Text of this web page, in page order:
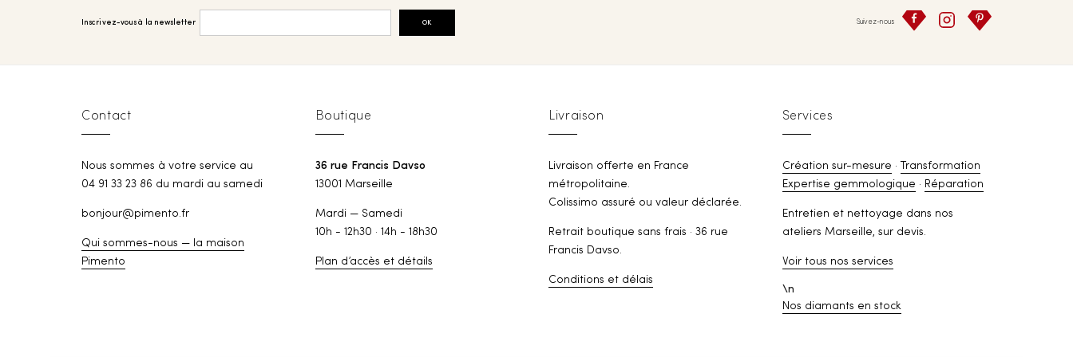
Inscrivez-vous à la newsletter OK Suivez-nous
Contact
Nous sommes à votre service au
04 91 33 23 86 du mardi au samedi
bonjour@pimento.fr
Qui sommes-nous — la maison
Pimento
Boutique
36 rue Francis Davso
13001 Marseille
Mardi — Samedi
10h - 12h30 · 14h - 18h30
Plan d’accès et détails
Livraison
Livraison offerte en France
métropolitaine.
Colissimo assuré ou valeur déclarée.
Retrait boutique sans frais · 36 rue
Francis Davso.
Conditions et délais
Services
Création sur-mesure ·
Transformation
Expertise gemmologique · Réparation
Entretien et nettoyage dans nos
ateliers Marseille, sur devis.
Voir tous nos services
\n
Nos diamants en stock